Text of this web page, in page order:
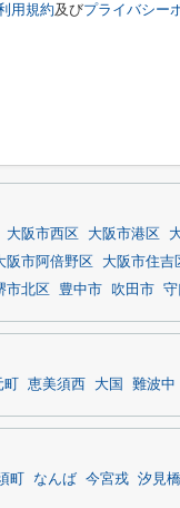
用規約及びプライバシー
大阪市西区 大阪市港区
阪市阿倍野区 大阪市住吉
市北区 豊中市 吹田市
恵美須西 大国 難波中
町 なんば 今宮戎 汐見橋